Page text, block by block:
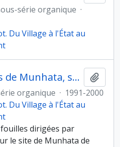
série organique ·
Du Village à l'État au
Reprise des fouilles de Munhata, sous la direction de Catherine Commenge
organique · 1991-2000
Du Village à l'État au
dirigées par
le site de Munhata de